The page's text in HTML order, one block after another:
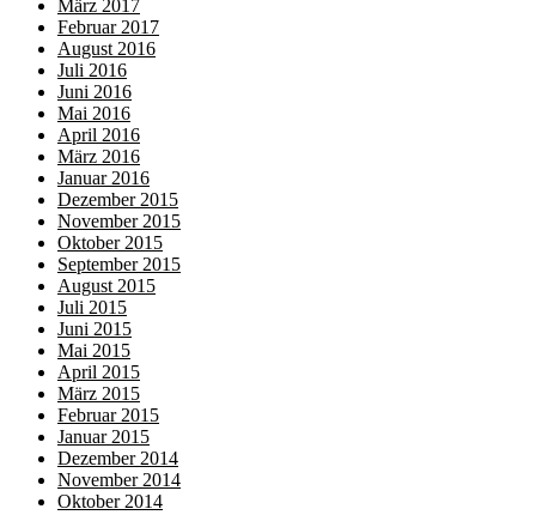
März 2017
Februar 2017
August 2016
Juli 2016
Juni 2016
Mai 2016
April 2016
März 2016
Januar 2016
Dezember 2015
November 2015
Oktober 2015
September 2015
August 2015
Juli 2015
Juni 2015
Mai 2015
April 2015
März 2015
Februar 2015
Januar 2015
Dezember 2014
November 2014
Oktober 2014